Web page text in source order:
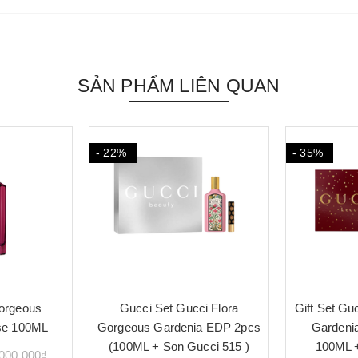
SẢN PHẨM LIÊN QUAN
Flora
EDP 2pcs
- 35%
Gift Set Gucci Flora Gorgeous
Gardenia Intense 3pcs (
100ML + 10ML + 5ML)
- 40%
Gift Set
Kit 4pcs (